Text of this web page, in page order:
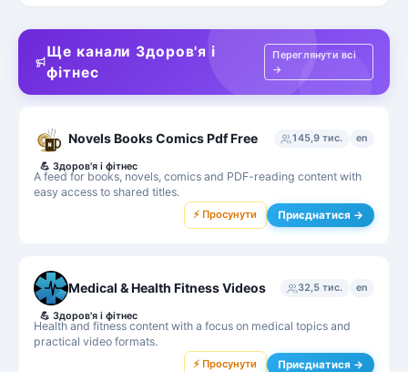
Ще канали Здоров'я і
фітнес
Переглянути всі
→
Novels Books Comics Pdf Free 145,9 тис. en
A feed for books, novels, comics and PDF-reading content with
easy access to shared titles.
💪 Здоров'я і фітнес
⚡ Просунути Приєднатися →
Medical & Health Fitness Videos 32,5 тис. en
Health and fitness content with a focus on medical topics and
practical video formats.
💪 Здоров'я і фітнес
⚡ Просунути Приєднатися →